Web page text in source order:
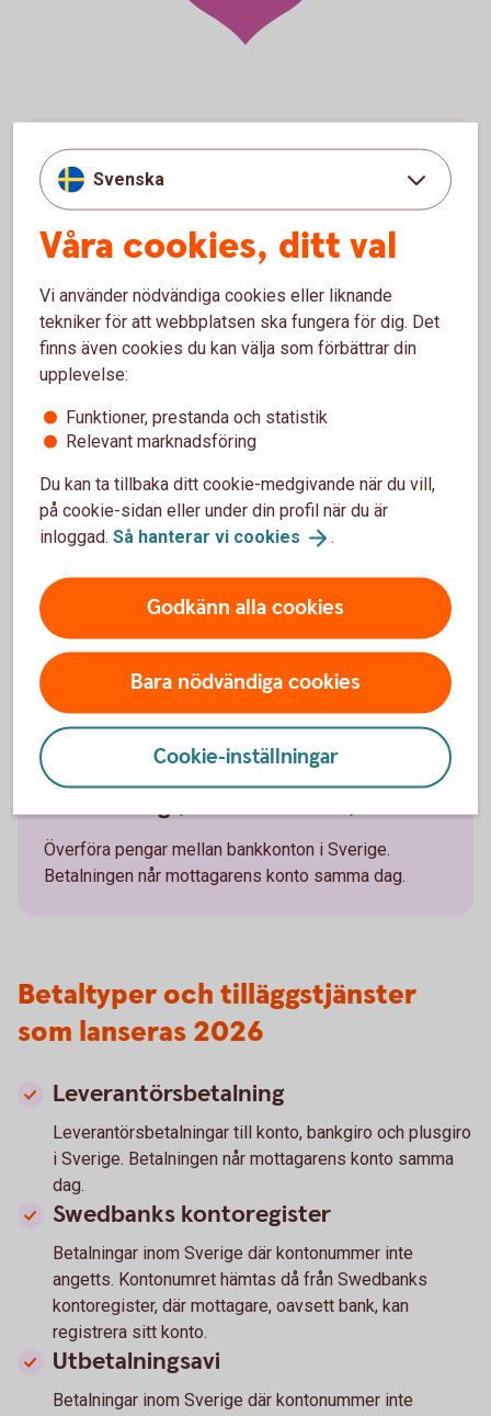
Överblick i internetbanken
Via internetbanken får ni en bra överblick och kan
enkelt hantera företagets betalningsordrar samt
transaktioner och till exempel:
Godkänna betalningsordrar
Se lista och detaljvy över betalningsordrar samt
transaktioner
Makulera betalningsordrar och/eller transaktioner
Betaltyper
Lön
Betala ut löner till alla bankkonton i Sverige.
Betalningen når mottagarens konto dagen efter.
Utbetalning (konto till konto)
Överföra pengar mellan bankkonton i Sverige.
Betalningen når mottagarens konto samma dag.
Betaltyper och tilläggstjänster
som lanseras 2026
Leverantörsbetalning
Leverantörsbetalningar till konto, bankgiro och plusgiro
i Sverige. Betalningen når mottagarens konto samma
dag.
Swedbanks kontoregister
Betalningar inom Sverige där kontonummer inte
angetts. Kontonumret hämtas då från Swedbanks
kontoregister, där mottagare, oavsett bank, kan
registrera sitt konto.
Utbetalningsavi
Betalningar inom Sverige där kontonummer inte
Svenska
Våra cookies, ditt val
Vi använder nödvändiga cookies eller liknande
tekniker för att webbplatsen ska fungera för dig. Det
finns även cookies du kan välja som förbättrar din
upplevelse:
Funktioner, prestanda och statistik
Relevant marknadsföring
Du kan ta tillbaka ditt cookie-medgivande när du vill,
på cookie-sidan eller under din profil när du är
inloggad. Så hanterar vi cookies .
Godkänn alla cookies
Bara nödvändiga cookies
Cookie-inställningar